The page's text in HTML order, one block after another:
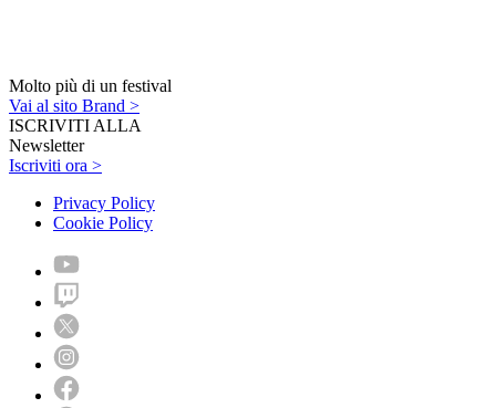
Molto più di un festival
Vai al sito Brand >
ISCRIVITI ALLA
Newsletter
Iscriviti ora >
Privacy Policy
Cookie Policy